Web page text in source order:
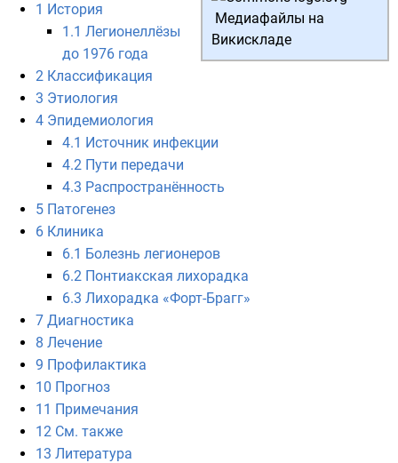
Медиафайлы на
Викискладе
1 История
1.1 Легионеллёзы
до 1976 года
2 Классификация
3 Этиология
4 Эпидемиология
4.1 Источник инфекции
4.2 Пути передачи
4.3 Распространённость
5 Патогенез
6 Клиника
6.1 Болезнь легионеров
6.2 Понтиакская лихорадка
6.3 Лихорадка «Форт-Брагг»
7 Диагностика
8 Лечение
9 Профилактика
10 Прогноз
11 Примечания
12 См. также
13 Литература